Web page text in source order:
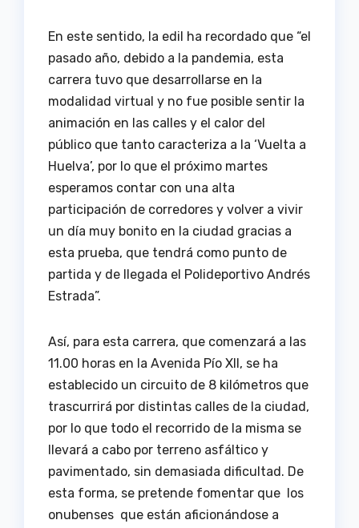
En este sentido, la edil ha recordado que “el
pasado año, debido a la pandemia, esta
carrera tuvo que desarrollarse en la
modalidad virtual y no fue posible sentir la
animación en las calles y el calor del
público que tanto caracteriza a la ‘Vuelta a
Huelva’, por lo que el próximo martes
esperamos contar con una alta
participación de corredores y volver a vivir
un día muy bonito en la ciudad gracias a
esta prueba, que tendrá como punto de
partida y de llegada el Polideportivo Andrés
Estrada”.
Así, para esta carrera, que comenzará a las
11.00 horas en la Avenida Pío XII, se ha
establecido un circuito de 8 kilómetros que
trascurrirá por distintas calles de la ciudad,
por lo que todo el recorrido de la misma se
llevará a cabo por terreno asfáltico y
pavimentado, sin demasiada dificultad. De
esta forma, se pretende fomentar que los
onubenses que están aficionándose a